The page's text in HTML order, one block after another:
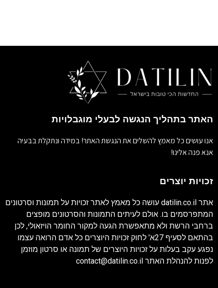
האתר בתהליך הנגשה לבעלי מוגבלויות
אנו עושים כל מאמץ להשלים את הנגשת האתר! במידה ונתקלת בבעיה
אנא פנה אלינו!
זכויות יוצרים
אתר datilin.co.il עושה כל מאמץ לאתר זכויות על תמונות וסרטונים
המתפרסמים בו. אולם לעיתים התמונות והסרטונים מופצים
ברחבי הרשת ולא מתאפשרת הגעה למקור החומר הויזאולי, לכן
בהתאם לסעיף 27א' לחוק זכויות היוצרים כל אדם הרואה עצמו
נפגע עקב בעלות על זכויות היוצרים של תמונה או סרטון מוזמן
לפנות להנהלת האתר contact@datilin.co.il